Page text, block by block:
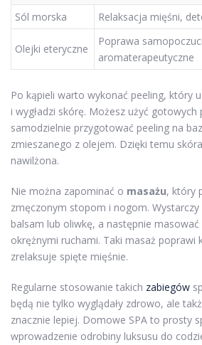
Sól morska Relaksacja mięśni,
Olejki eteryczne
Poprawa
aromaterapeutyczne
Po kąpieli warto wykonać peeling, który
i wygładzi skórę. Możesz użyć
samodzielnie przygotować peeling na
zmieszanego z olejem. Dzięki temu
nawilżona.
Nie można zapominać o masażu, który
zmęczonym stopom i nogom.
balsam lub oliwkę, a następnie masować
okrężnymi ruchami. Taki masaż poprawi
zrelaksuje spięte mięśnie.
Regularne stosowanie takich zabiegów
będą nie tylko wyglądały zdrowo, ale
znacznie lepiej. Domowe SPA to prosty
wprowadzenie odrobiny luksusu do